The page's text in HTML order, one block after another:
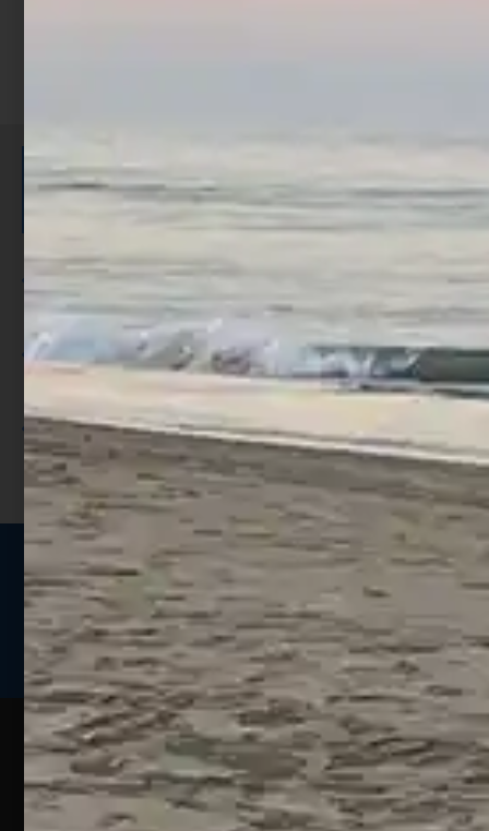
ISCRIVITI E RICEVI 3,50€ DI
SCONTO >
Per ogni acquisto accumuli ulteriori
punti;
Utilizza i punti per ricevere uno
I punti sono indicati nella pagina
prodotto;
Seguici sui social
Web
Pesca
Un portale
Esperienze
Guide
sulla
Assistenza
Clienti
Chi
Contatti
Assistenza
Ecommerce